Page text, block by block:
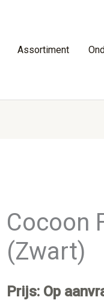
Assortiment
Cocoon
(Zwart)
Prijs: Op